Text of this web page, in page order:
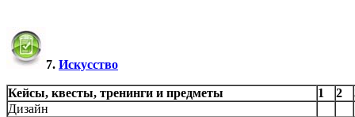
7. Искусство
Кейсы, квесты, тренинги и предметы 1 2
Дизайн